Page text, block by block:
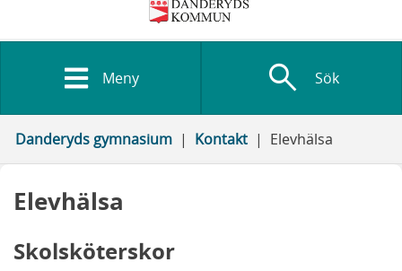
Meny search Sök
Danderyds gymnasium Kontakt Elevhälsa
Elevhälsa
Skolsköterskor